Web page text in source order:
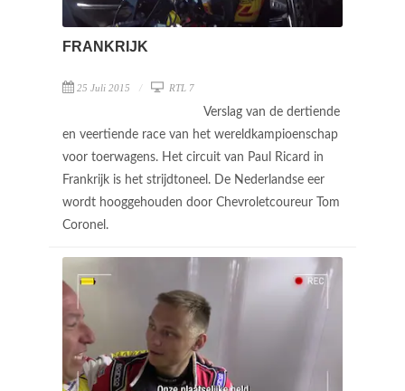
FRANKRIJK
25 Juli 2015 RTL 7
Verslag van de dertiende
en veertiende race van het wereldkampioenschap
voor toerwagens. Het circuit van Paul Ricard in
Frankrijk is het strijdtoneel. De Nederlandse eer
wordt hooggehouden door Chevroletcoureur Tom
Coronel.